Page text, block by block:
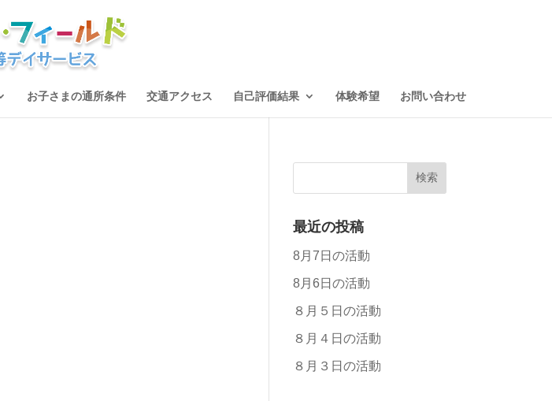
お子さまの通所条件 交通アクセス 自己評価結果 体験希望 お問い合わせ
最近の投稿
8月7日の活動
8月6日の活動
８月５日の活動
８月４日の活動
８月３日の活動